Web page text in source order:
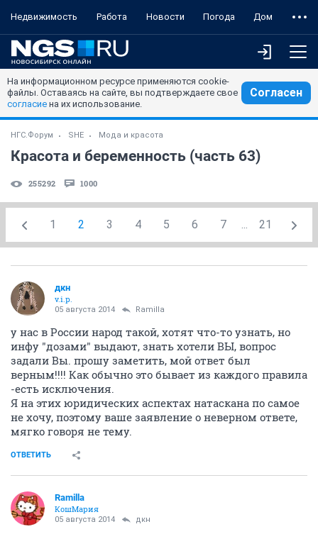
Недвижимость Работа Новости Погода Дом
На информационном ресурсе применяются cookie-
файлы. Оставаясь на сайте, вы подтверждаете свое
согласие на их использование.
Согласен
НГС.Форум SHE Мода и красота
Красота и беременность (часть 63)
255292 1000
1 2 3 4 5 6 7 ... 21
дкн
v.i.p.
05 августа 2014 Ramilla
у нас в России народ такой, хотят что-то узнать, но
инфу "дозами" выдают, знать хотели ВЫ, вопрос
задали Вы. прошу заметить, мой ответ был
верным!!!! Как обычно это бывает из каждого правила
-есть исключения.
Я на этих юридических аспектах натаскана по самое
не хочу, поэтому ваше заявление о неверном ответе,
мягко говоря не тему.
ОТВЕТИТЬ
Ramilla
КошМария
05 августа 2014 дкн